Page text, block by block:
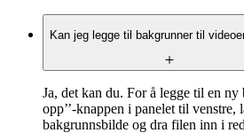
Kan jeg legge til bakgrunner til
Ja, det kan du. For å legge til en ny
opp’’-knappen i panelet til venstre,
bakgrunnsbilde og dra filen inn i